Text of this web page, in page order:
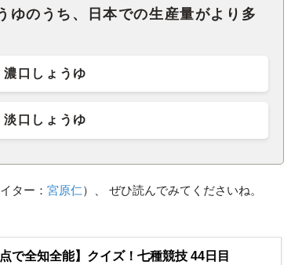
ゆのうち、日本での生産量がより多
濃口しょうゆ
淡口しょうゆ
ター：宮原仁）、 ぜひ読んでみてくださいね。
点で全知全能】クイズ！七種競技 44日目